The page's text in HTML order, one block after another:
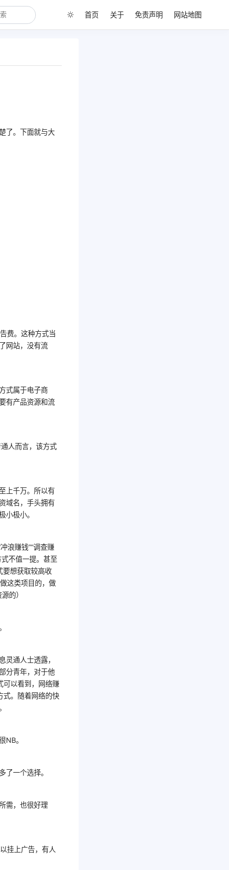
首页 关于 免责声明 网站地图
了。下面就与大
费。这种方式当
网站，没有流
式属于电子商
有产品资源和流
人而言，该方式
上千万。所以有
域名，手头拥有
小极小。
浪赚钱”“调查赚
不值一提。甚至
要想获取较高收
这类项目的，做
的）
灵通人士透露，
分青年，对于他
可以看到，网络赚
式。随着网络的快
NB。
了一个选择。
需，也很好理
挂上广告，有人